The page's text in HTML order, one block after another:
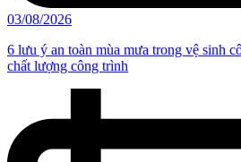
03/08/2026
6 lưu ý an toàn mùa mưa trong vệ sinh
chất lượng công trình